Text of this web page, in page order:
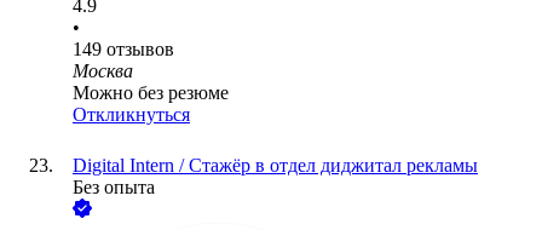
4.9
•
149 отзывов
Москва
Можно без резюме
Откликнуться
Digital Intern / Стажёр в отдел диджитал рекламы
Без опыта